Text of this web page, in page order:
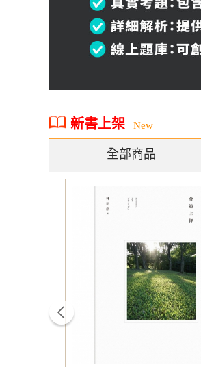
新書上架 New
全部商品